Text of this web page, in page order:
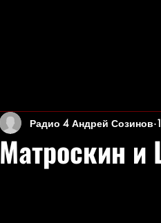
Матроскин
Радио 4 Андрей Созинов